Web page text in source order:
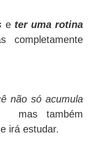
e ter uma rotina
completamente
não só acumula
mas também
irá estudar.